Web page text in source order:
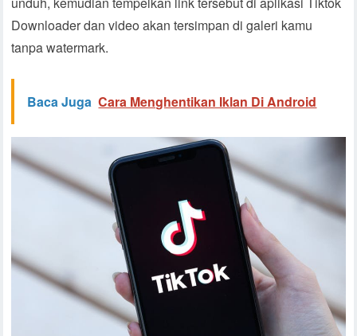
Downloader dan video akan tersimpan di galeri kamu
tanpa watermark.
Baca Juga Cara Menghentikan Iklan Di Android